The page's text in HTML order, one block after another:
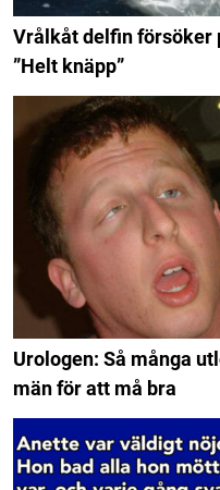
Vrålkåt delfin försöker
”Helt knäpp”
Urologen: Så många
män för att må bra